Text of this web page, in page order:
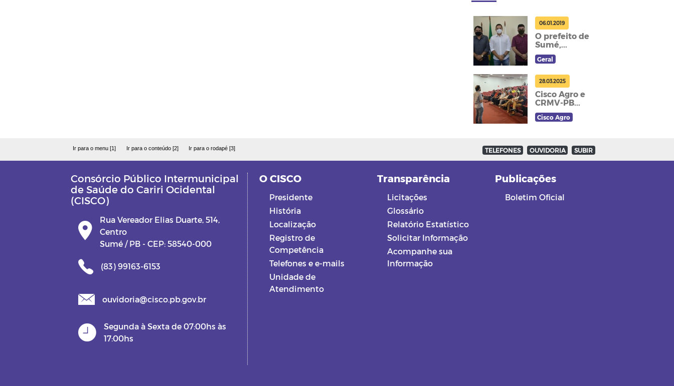
06.01.2019
O prefeito de
Sumé,...
Geral
28.03.2025
Cisco Agro e
CRMV-PB...
Cisco Agro
Ir para o menu [1] Ir para o conteúdo [2] Ir para o rodapé [3] TELEFONES OUVIDORIA SUBIR
Consórcio Público Intermunicipal
de Saúde do Cariri Ocidental
(CISCO)
Rua Vereador Elias Duarte, 514,
Centro
Sumé / PB - CEP: 58540-000
(83) 99163-6153
ouvidoria@cisco.pb.gov.br
Segunda à Sexta de 07:00hs às
17:00hs
O CISCO
Presidente
História
Localização
Registro de
Competência
Telefones e e-mails
Unidade de
Atendimento
Transparência
Licitações
Glossário
Relatório Estatístico
Solicitar Informação
Acompanhe sua
Informação
Publicações
Boletim Oficial